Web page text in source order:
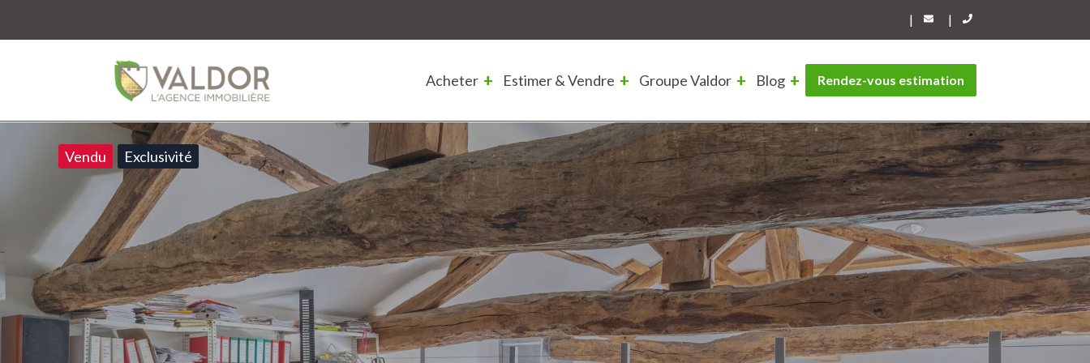
| |
Acheter Estimer & Vendre Groupe Valdor Blog Rendez-vous estimation
Vendu Exclusivité